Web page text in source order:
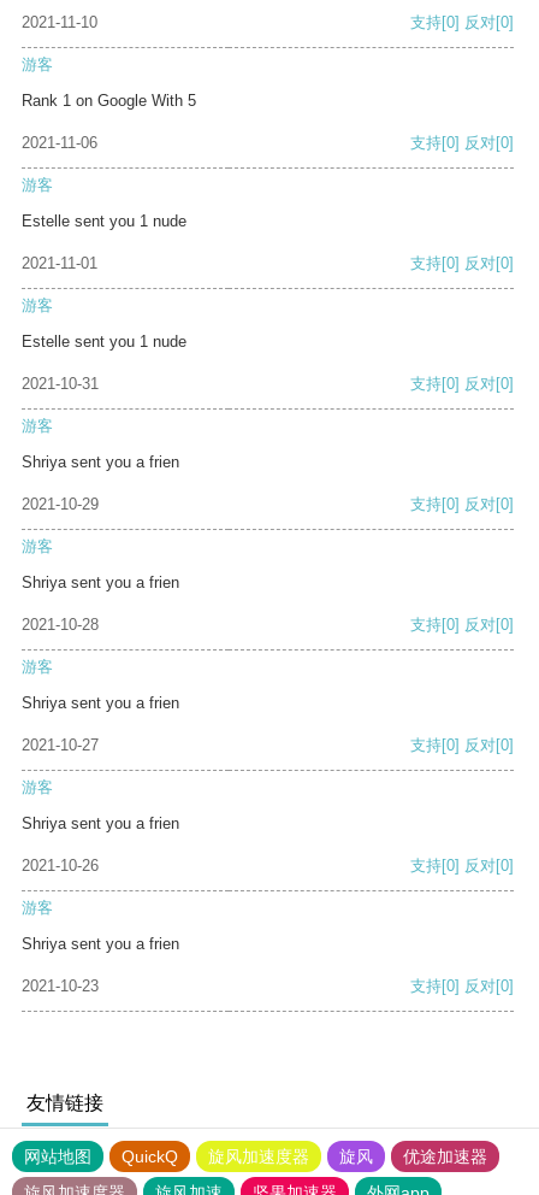
2021-11-10 支持[0] 反对[0]
游客
Rank 1 on Google With 5
2021-11-06 支持[0] 反对[0]
游客
Estelle sent you 1 nude
2021-11-01 支持[0] 反对[0]
游客
Estelle sent you 1 nude
2021-10-31 支持[0] 反对[0]
游客
Shriya sent you a frien
2021-10-29 支持[0] 反对[0]
游客
Shriya sent you a frien
2021-10-28 支持[0] 反对[0]
游客
Shriya sent you a frien
2021-10-27 支持[0] 反对[0]
游客
Shriya sent you a frien
2021-10-26 支持[0] 反对[0]
游客
Shriya sent you a frien
2021-10-23 支持[0] 反对[0]
友情链接
网站地图 QuickQ 旋风加速度器 旋风
优途加速器